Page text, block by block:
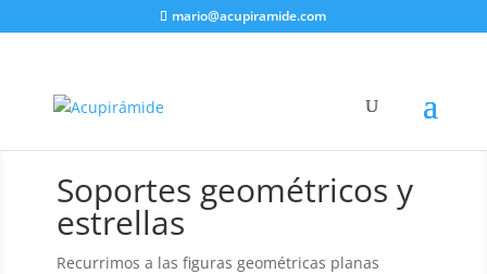
mario@acupiramide.com
Soportes geométricos y
estrellas
Recurrimos a las figuras geométricas planas